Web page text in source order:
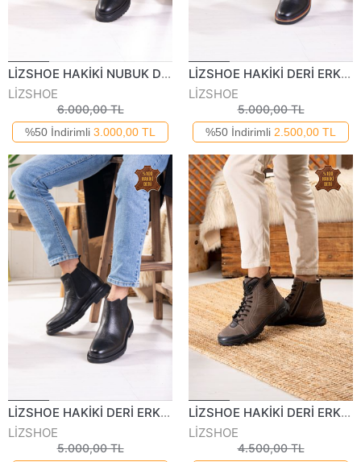
LİZSHOE HAKİKİ NUBUK DERİ ERKEK GÜNLÜK BOT PİK 05524K
LİZSHOE
6.000,00 TL
%50 İndirimli 3.000,00 TL
LİZSHOE HAKİKİ DERİ ERKEK GÜNLÜK BOT KRY 850023K
LİZSHOE
5.000,00 TL
%50 İndirimli 2.500,00 TL
LİZSHOE HAKİKİ DERİ ERKEK GÜNLÜK BOT KRY 8500-123K
LİZSHOE
5.000,00 TL
LİZSHOE HAKİKİ DERİ ERKEK BOT VYGR 602123K
LİZSHOE
4.500,00 TL